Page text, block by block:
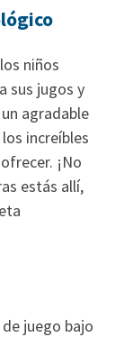
niños
sus jugos y
agradable
increíbles
¡No
estás allí,
juego bajo